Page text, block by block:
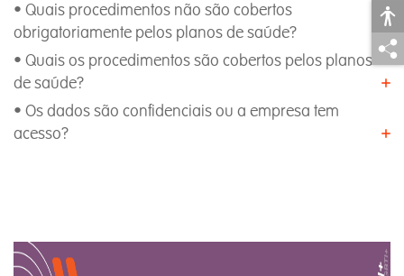
• Quais procedimentos não são cobertos
obrigatoriamente pelos planos de saúde?
• Quais os procedimentos são cobertos pelos planos
de saúde?
• Os dados são confidenciais ou a empresa tem
acesso?